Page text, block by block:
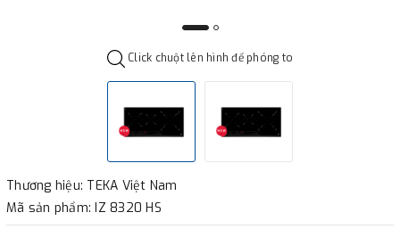
Click chuột lên hình để phóng to
Thương hiệu: TEKA Việt Nam
Mã sản phẩm: IZ 8320 HS